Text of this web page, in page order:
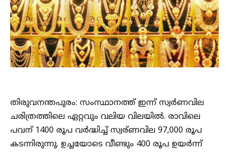
തിരുവനന്തപുരം: സംസ്ഥാനത്ത് ഇന്ന് സ്വർണവില
ചരിത്രത്തിലെ ഏറ്റവും വലിയ വിലയിൽ. രാവിലെ
പവന് 1400 രൂപ വർദ്ധിച്ച് സ്വര്ണവില 97,000 രൂപ
കടന്നിരുന്നു. ഉച്ചയോടെ വീണ്ടും 400 രൂപ ഉയർന്ന്